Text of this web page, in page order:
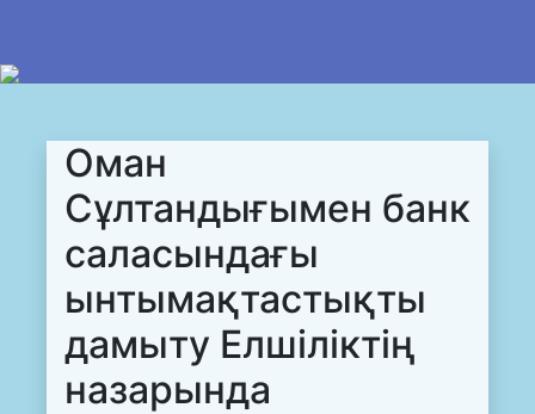
Оман
Сұлтандығымен банк
саласындағы
ынтымақтастықты
дамыту Елшіліктің
назарында